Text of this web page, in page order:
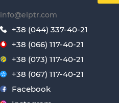
info@elptr.com
+38 (044) 337-40-21
+38 (066) 117-40-21
+38 (073) 117-40-21
+38 (067) 117-40-21
Facebook